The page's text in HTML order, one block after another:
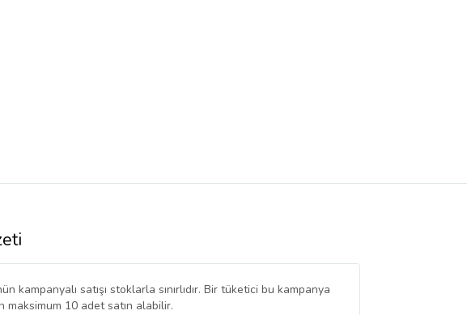
kampanyalı satışı stoklarla sınırlıdır. Bir tüketici bu kampanya
maksimum 10 adet satın alabilir.